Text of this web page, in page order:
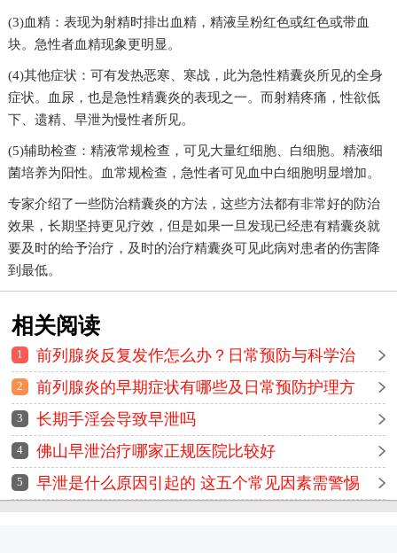
(3)血精：表现为射精时排出血精，精液呈粉红色或红色或带血
块。急性者血精现象更明显。
(4)其他症状：可有发热恶寒、寒战，此为急性精囊炎所见的全身
症状。血尿，也是急性精囊炎的表现之一。而射精疼痛，性欲低
下、遗精、早泄为慢性者所见。
(5)辅助检查：精液常规检查，可见大量红细胞、白细胞。精液细
菌培养为阳性。血常规检查，急性者可见血中白细胞明显增加。
专家介绍了一些防治精囊炎的方法，这些方法都有非常好的防治
效果，长期坚持更见疗效，但是如果一旦发现已经患有精囊炎就
要及时的给予治疗，及时的治疗精囊炎可见此病对患者的伤害降
到最低。
相关阅读
1
前列腺炎反复发作怎么办？日常预防与科学治
疗方法全解析
2
前列腺炎的早期症状有哪些及日常预防护理方
法详解
3 长期手淫会导致早泄吗
4 佛山早泄治疗哪家正规医院比较好
5 早泄是什么原因引起的 这五个常见因素需警惕